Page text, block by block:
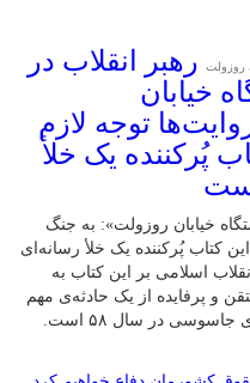
روزولت
رهبر انقلاب در
خیابان
توجه لازم
پُرکننده‌ یک خلأ
خیابان روزولت»: به جنگ
کتاب پُرکننده‌ یک خلأ رسانه‌ای
اسلامی بر این کتاب به
و پرفایده از یک حادثه‌ی مهم
در تاریخ انقلاب یعنی تسخیر لانه‌ی جاسوسی در سال ۵۸ است.